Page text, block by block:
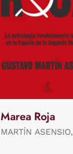
Marea Roja
MARTÍN ASENSIO,